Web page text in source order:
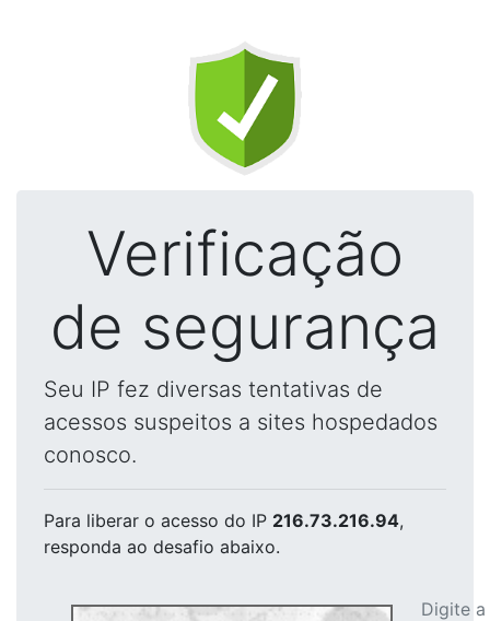
Verificação
de segurança
Seu IP fez diversas tentativas de
acessos suspeitos a sites hospedados
conosco.
Para liberar o acesso do IP 216.73.216.94,
responda ao desafio abaixo.
Digite